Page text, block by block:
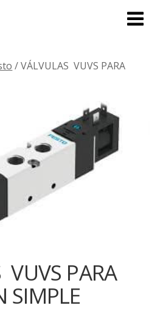
/ VÁLVULAS VUVS PARA
VUVS PARA
SIMPLE